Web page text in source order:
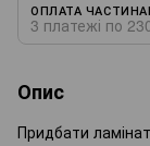
ОПЛАТА
3 платежі по
Опис
Придбати ламінат